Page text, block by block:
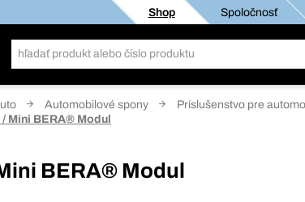
Shop Spoločnosť
Automobilové spony
Príslušenstvo pre
Mini BERA® Modul
BERA® Modul